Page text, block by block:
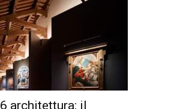
architettura: il